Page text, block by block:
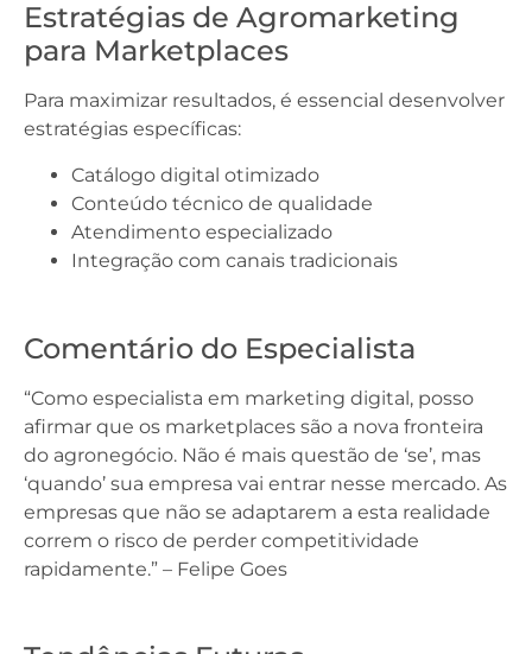
Estratégias de Agromarketing
para Marketplaces
Para maximizar resultados, é essencial desenvolver
estratégias específicas:
Catálogo digital otimizado
Conteúdo técnico de qualidade
Atendimento especializado
Integração com canais tradicionais
Comentário do Especialista
“Como especialista em marketing digital, posso
afirmar que os marketplaces são a nova fronteira
do agronegócio. Não é mais questão de ‘se’, mas
‘quando’ sua empresa vai entrar nesse mercado. As
empresas que não se adaptarem a esta realidade
correm o risco de perder competitividade
rapidamente.” – Felipe Goes